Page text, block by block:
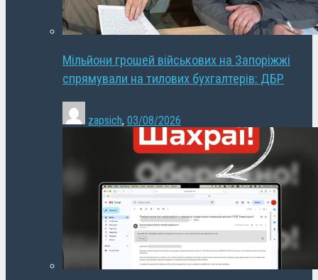
Мільйони грошей військових на Запоріжжі
спрямували на тилових бухгалтерів: ДБР
zapsich, 03/08/2026